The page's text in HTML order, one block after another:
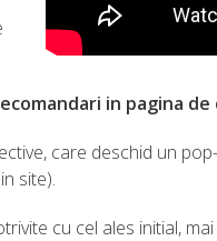
in pagina de
care deschid un
site).
cu cel ales initial,